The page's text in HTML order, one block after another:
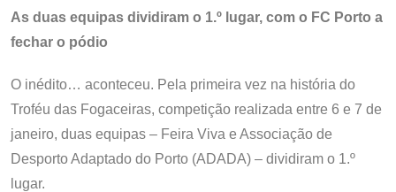
As duas equipas dividiram o 1.º lugar, com o FC Porto a
fechar o pódio
O inédito… aconteceu. Pela primeira vez na história do
Troféu das Fogaceiras, competição realizada entre 6 e 7 de
janeiro, duas equipas – Feira Viva e Associação de
Desporto Adaptado do Porto (ADADA) – dividiram o 1.º
lugar.